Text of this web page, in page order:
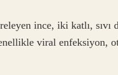
ince, iki katlı, sıvı
viral enfeksiyon,